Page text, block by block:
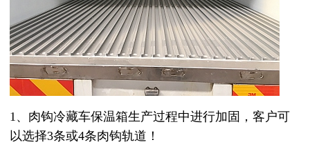
1、肉钩冷藏车保温箱生产过程中进行加固，客户可
以选择3条或4条肉钩轨道！